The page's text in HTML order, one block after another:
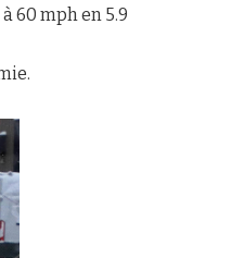
60 mph en 5.9